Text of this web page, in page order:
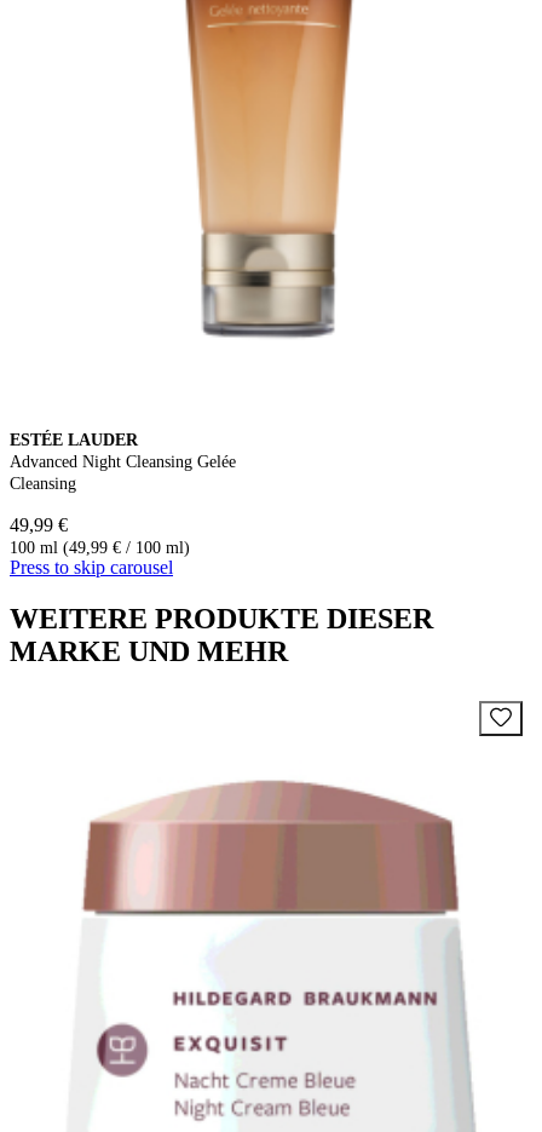
ESTÉE LAUDER
Advanced Night Cleansing Gelée
Cleansing
49,99 €
100 ml (49,99 € / 100 ml)
Press to skip carousel
WEITERE PRODUKTE DIESER
MARKE UND MEHR